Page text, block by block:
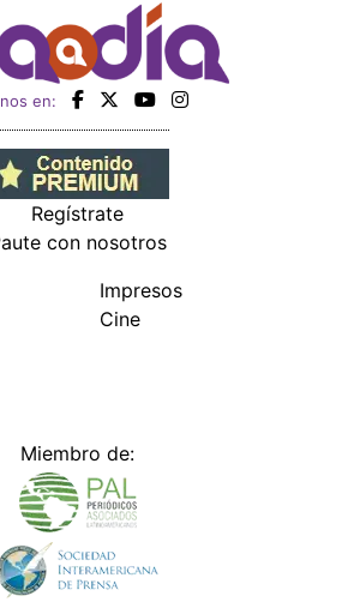
en:
Regístrate
con nosotros
Impresos
Cine
Miembro de: